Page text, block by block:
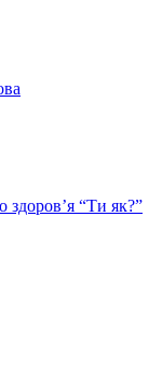
здоров’я “Ти як?”